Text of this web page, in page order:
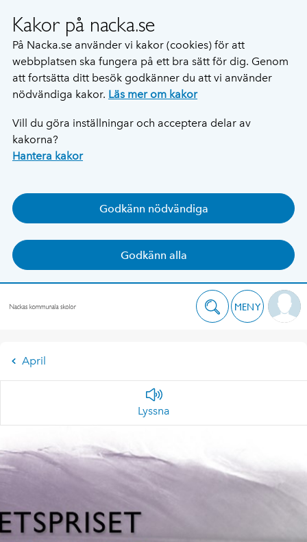
Kakor på nacka.se
På Nacka.se använder vi kakor (cookies) för att
webbplatsen ska fungera på ett bra sätt för dig. Genom
att fortsätta ditt besök godkänner du att vi använder
nödvändiga kakor. Läs mer om kakor
Vill du göra inställningar och acceptera delar av
kakorna?
Hantera kakor
Godkänn nödvändiga
Godkänn alla
MENY
April
Lyssna